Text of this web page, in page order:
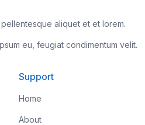
aliquet et et lorem.
eu, feugiat condimentum velit.
Support
Home
About